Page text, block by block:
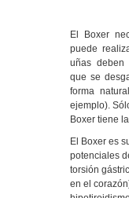
El Boxer
puede
uñas deben
que se
forma
ejemplo).
Boxer tiene
El Boxer es
potenciales
torsión
en el